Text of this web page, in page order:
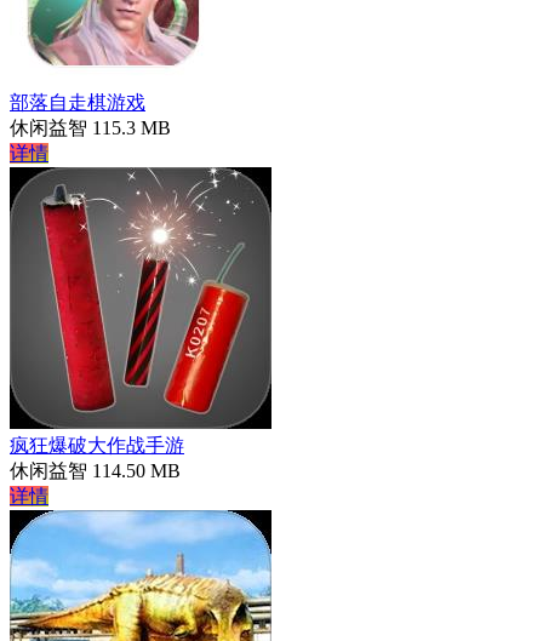
部落自走棋游戏
休闲益智 115.3 MB
详情
疯狂爆破大作战手游
休闲益智 114.50 MB
详情